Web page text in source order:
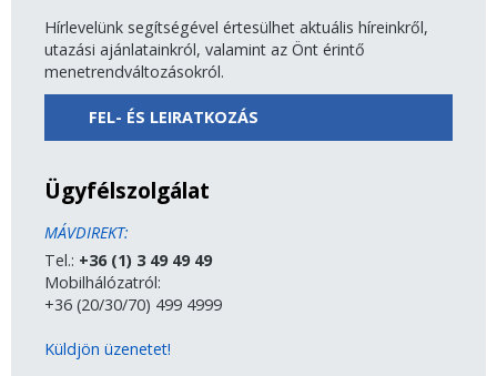
Hírlevelünk segítségével értesülhet aktuális híreinkről,
utazási ajánlatainkról, valamint az Önt érintő
menetrendváltozásokról.
FEL- ÉS LEIRATKOZÁS
Ügyfélszolgálat
MÁVDIREKT:
Tel.: +36 (1) 3 49 49 49
Mobilhálózatról:
+36 (20/30/70) 499 4999
Küldjön üzenetet!